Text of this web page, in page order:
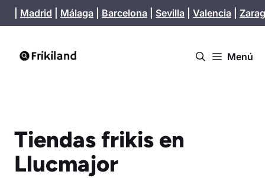
Saltar
al
Madrid Málaga Barcelona Sevilla Valencia
Menú
Tiendas frikis en
Llucmajor